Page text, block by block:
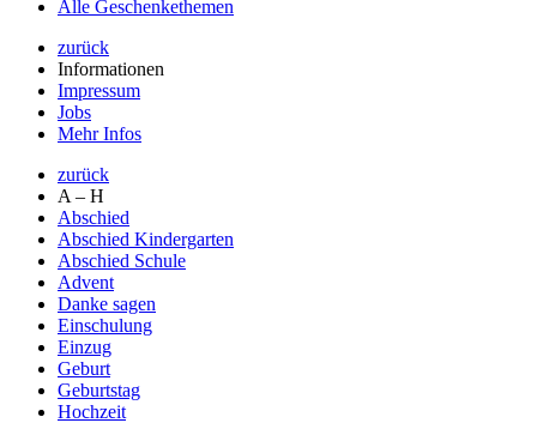
Alle Geschenkethemen
zurück
Informationen
Impressum
Jobs
Mehr Infos
zurück
A – H
Abschied
Abschied Kindergarten
Abschied Schule
Advent
Danke sagen
Einschulung
Einzug
Geburt
Geburtstag
Hochzeit